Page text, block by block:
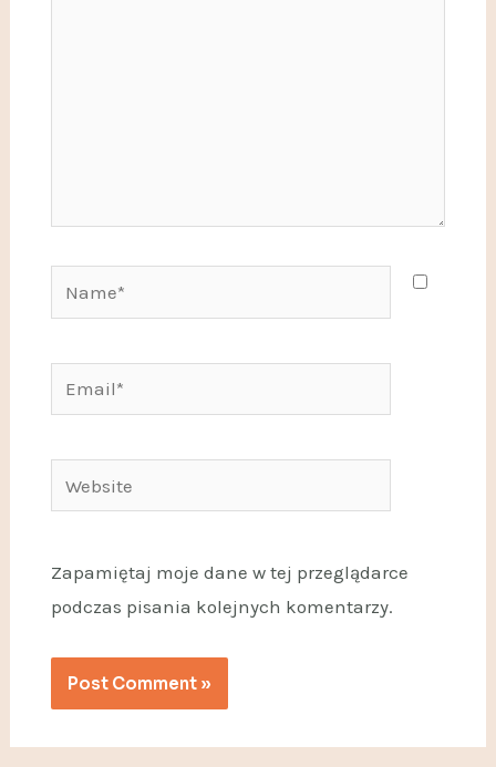
Zapamiętaj moje dane w tej przeglądarce
podczas pisania kolejnych komentarzy.